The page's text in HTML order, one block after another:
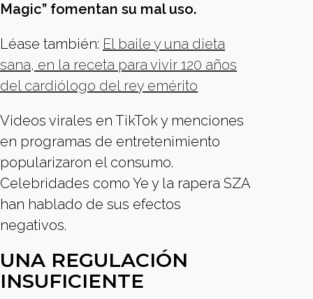
Magic” fomentan su mal uso.
Léase también: El baile y una dieta
sana, en la receta para vivir 120 años
del cardiólogo del rey emérito
Videos virales en TikTok y menciones
en programas de entretenimiento
popularizaron el consumo.
Celebridades como Ye y la rapera SZA
han hablado de sus efectos
negativos.
UNA REGULACIÓN
INSUFICIENTE